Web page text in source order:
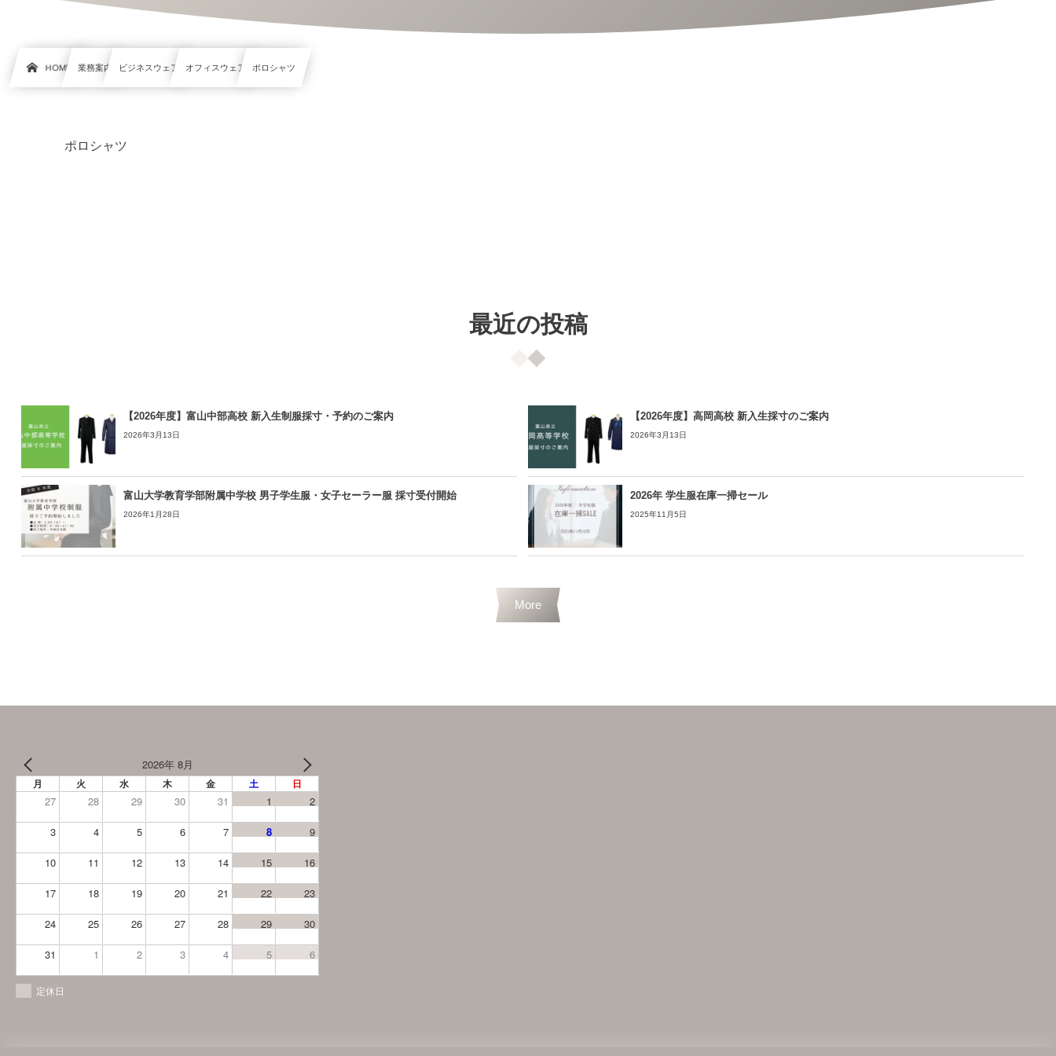
HOME 業務案内 ビジネスウェア オフィスウェア ポロシャツ
ポロシャツ
最近の投稿
【2026年度】富山中部高校 新入生制服採寸・予約のご案内
2026年3月13日
【2026年度】高岡高校 新入生採寸のご案内
2026年3月13日
富山大学教育学部附属中学校 男子学生服・女子セーラー服 採寸受付開始
2026年1月28日
2026年 学生服在庫一掃セール
2025年11月5日
More
2026年 8月
月 火 水 木 金 土 日
27 28 29 30 31 1 2
3 4 5 6 7 8 9
10 11 12 13 14 15 16
17 18 19 20 21 22 23
24 25 26 27 28 29 30
31 1 2 3 4 5 6
定休日